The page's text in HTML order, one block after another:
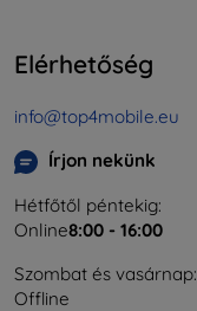
Elérhetőség
info@top4mobile.eu
Írjon nekünk
Hétfőtől péntekig:
Online8:00 - 16:00
Szombat és vasárnap:
Offline